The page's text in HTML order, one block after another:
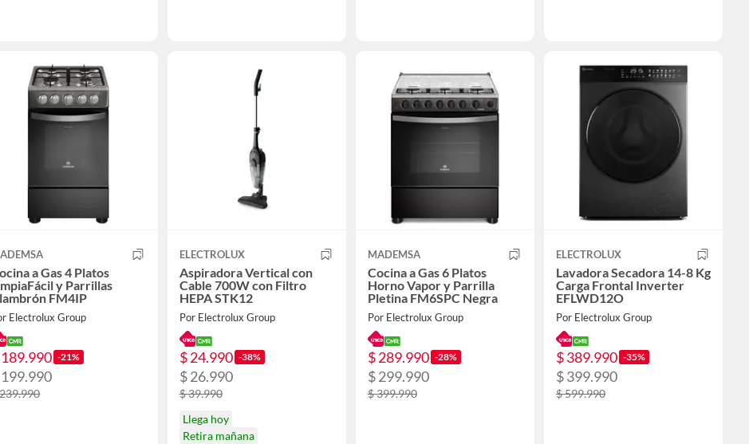
a Gas 4 Platos
y Parrillas
FM4IP
Electrolux Group
-21%
ELECTROLUX
Aspiradora Vertical con
Cable 700W con Filtro
HEPA STK12
Por Electrolux Group
$ 24.990 -38%
$ 26.990
$ 39.990
Llega hoy
Retira mañana
MADEMSA
Cocina a Gas 6 Platos
Horno Vapor y Parrilla
Pletina FM6SPC Negra
Por Electrolux Group
$ 289.990 -28%
$ 299.990
$ 399.990
ELECTROLUX
Lavadora Secadora 14-8 Kg
Carga Frontal Inverter
EFLWD12O
Por Electrolux Group
$ 389.990 -35%
$ 399.990
$ 599.990